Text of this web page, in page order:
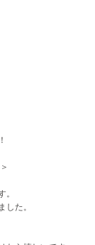
。
した。